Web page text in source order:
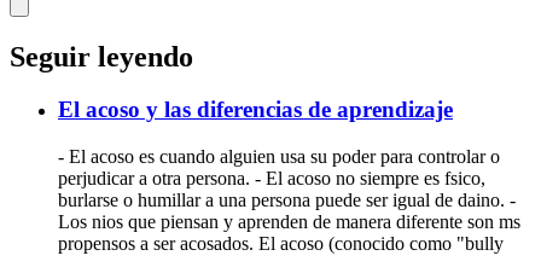
Seguir leyendo
El acoso y las diferencias de aprendizaje
- El acoso es cuando alguien usa su poder para controlar o
perjudicar a otra persona. - El acoso no siempre es fsico,
burlarse o humillar a una persona puede ser igual de daino. -
Los nios que piensan y aprenden de manera diferente son ms
propensos a ser acosados. El acoso (conocido como "bully